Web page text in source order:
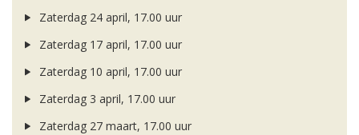
Zaterdag 24 april, 17.00 uur
Zaterdag 17 april, 17.00 uur
Zaterdag 10 april, 17.00 uur
Zaterdag 3 april, 17.00 uur
Zaterdag 27 maart, 17.00 uur